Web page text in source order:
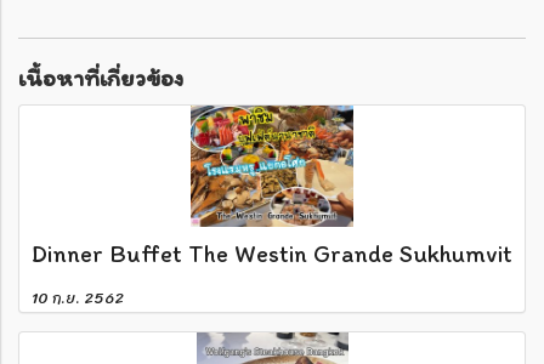
เนื้อหาที่เกี่ยวข้อง
Dinner Buffet The Westin Grande Sukhumvit
10 ก.ย. 2562